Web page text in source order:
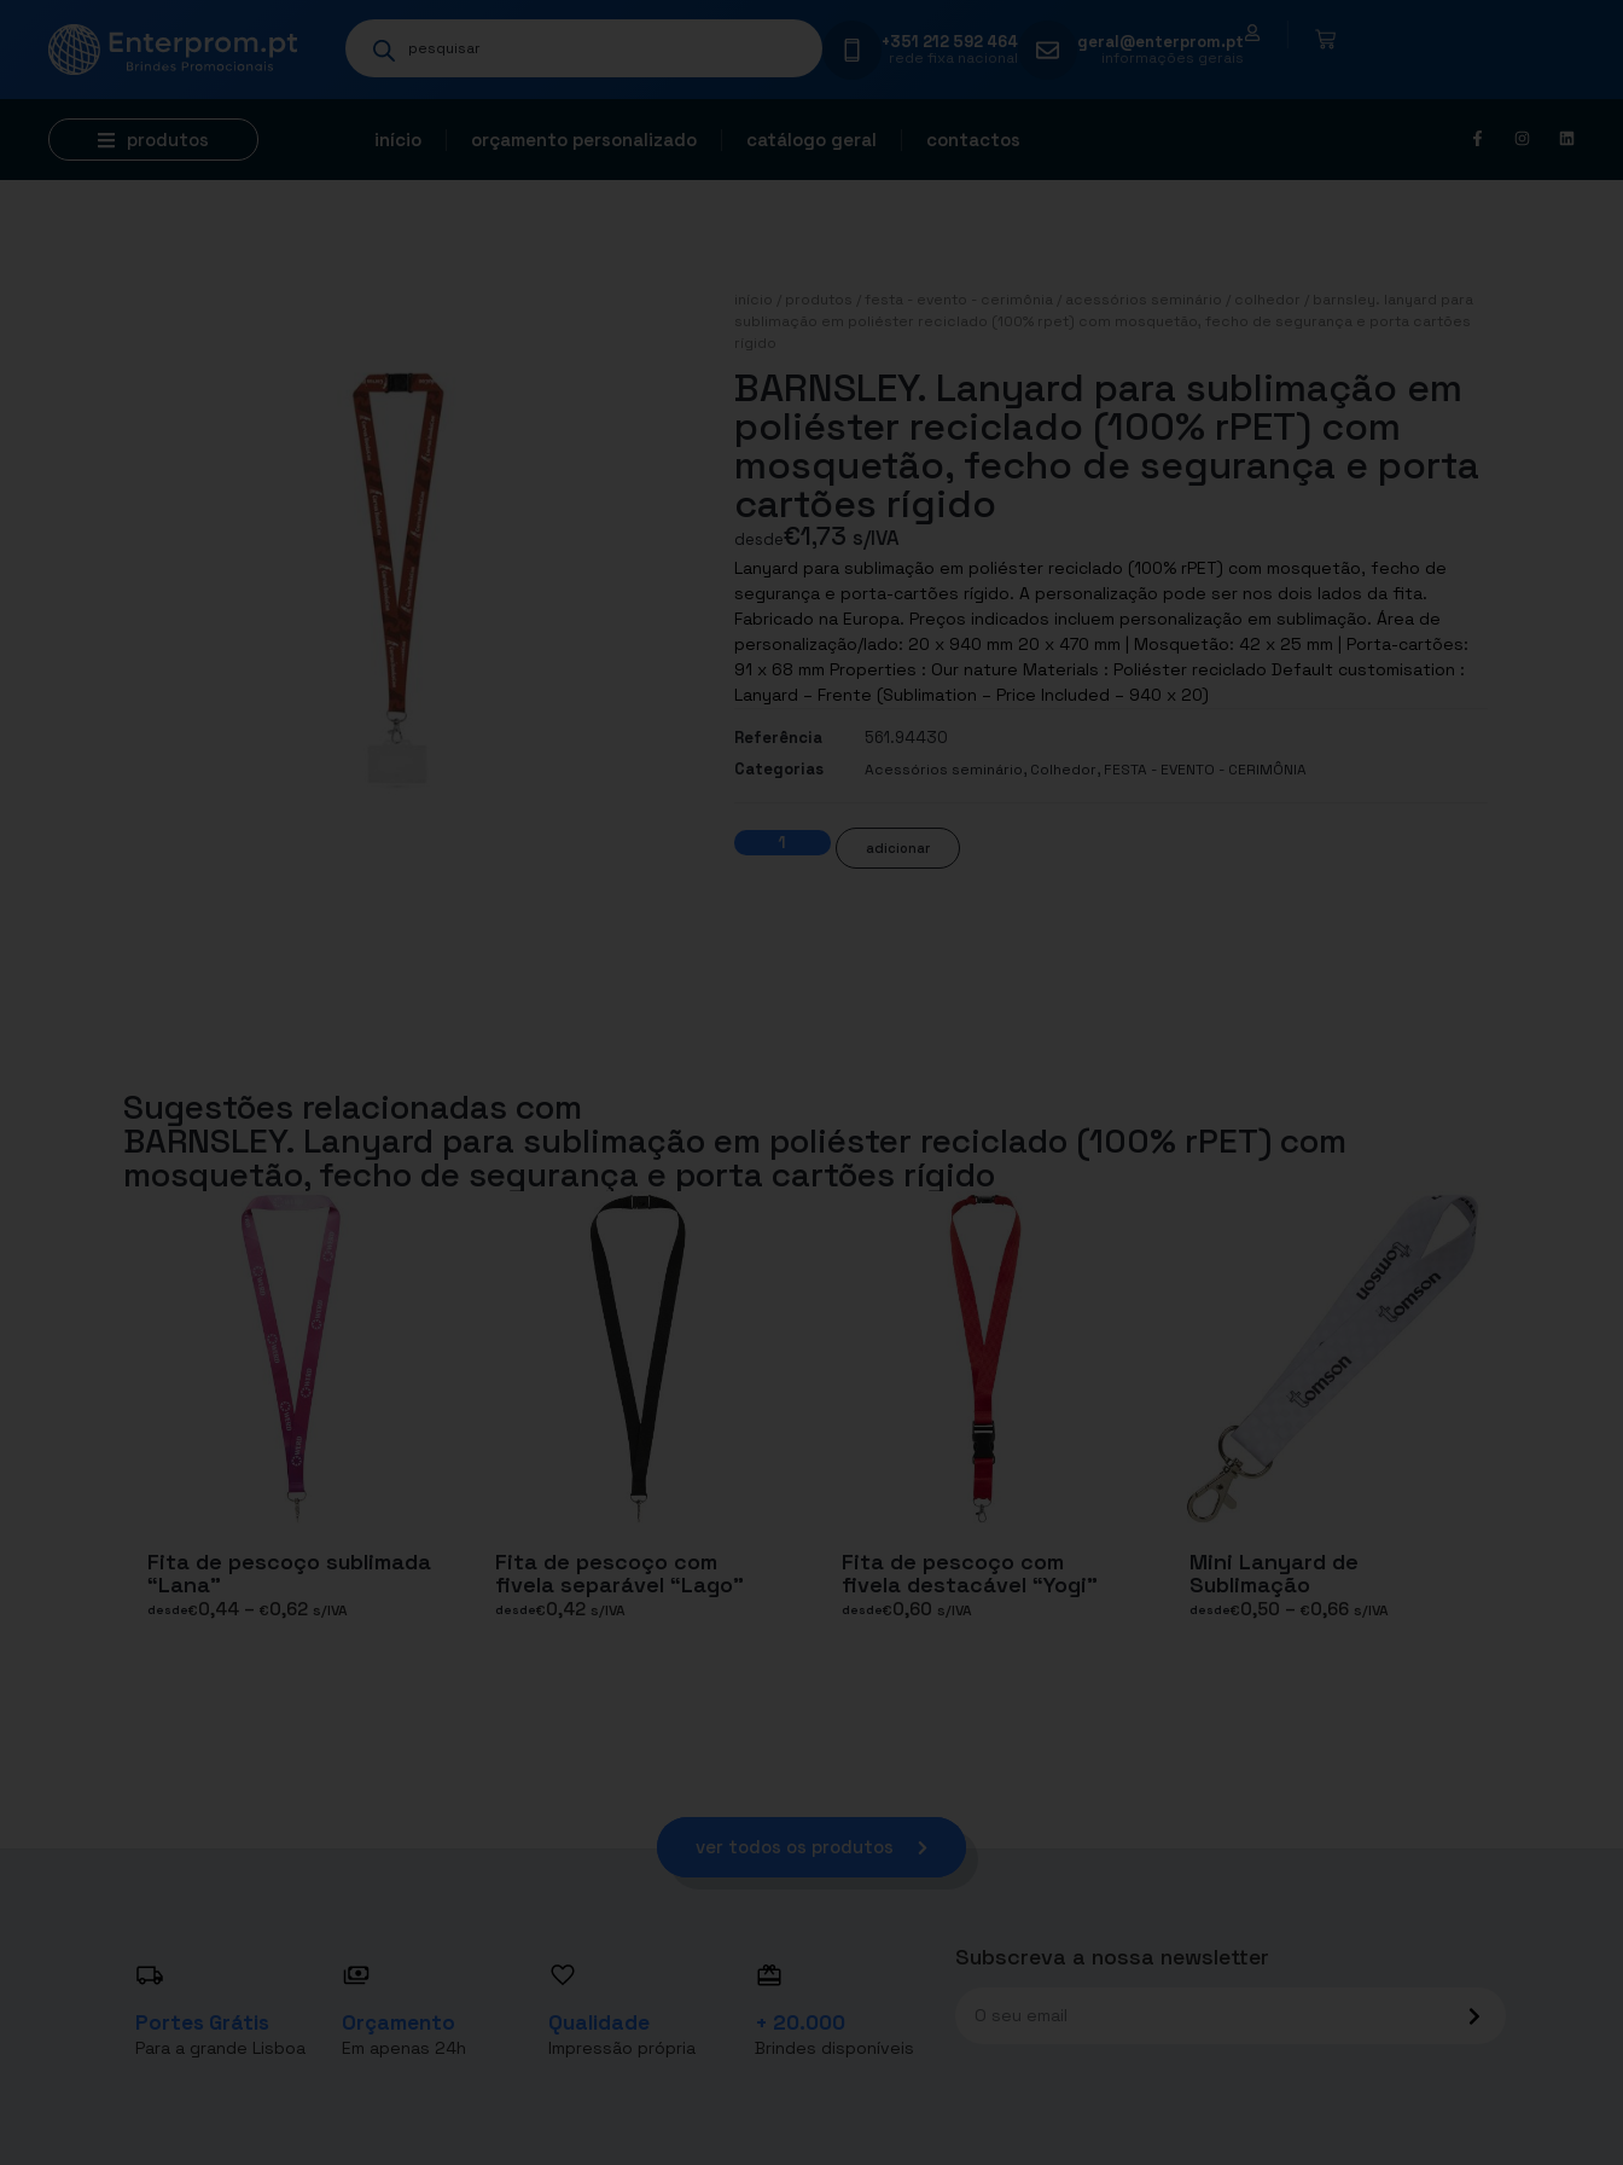
+351 212 592 464
rede fixa nacional
geral@enterprom.pt
informações gerais
produtos início orçamento personalizado catálogo geral contactos
início produtos festa - evento - cerimônia acessórios seminário colhedor
/ barnsley. lanyard para
sublimação em poliéster reciclado (100% rpet) com mosquetão, fecho de segurança e porta cartões
rígido
BARNSLEY. Lanyard para sublimação em
poliéster reciclado (100% rPET) com
mosquetão, fecho de segurança e porta
cartões rígido
desde€1,73 s/IVA
Lanyard para sublimação em poliéster reciclado (100% rPET) com mosquetão, fecho de
segurança e porta-cartões rígido. A personalização pode ser nos dois lados da fita.
Fabricado na Europa. Preços indicados incluem personalização em sublimação. Área de
personalização/lado: 20 x 940 mm 20 x 470 mm | Mosquetão: 42 x 25 mm | Porta-cartões:
91 x 68 mm Properties : Our nature Materials : Poliéster reciclado Default customisation :
Lanyard – Frente (Sublimation – Price Included – 940 x 20)
Referência
561.94430
Categorias
Acessórios seminário, Colhedor, FESTA - EVENTO - CERIMÔNIA
adicionar
Sugestões relacionadas com
BARNSLEY. Lanyard para sublimação em poliéster reciclado (100% rPET) com
mosquetão, fecho de segurança e porta cartões rígido
Fita de pescoço sublimada
“Lana”
desde€0,44 – €0,62 s/IVA
Fita de pescoço com
fivela separável “Lago”
desde€0,42 s/IVA
Fita de pescoço com
fivela destacável “Yogi”
desde€0,60 s/IVA
Mini Lanyard de
Sublimação
desde€0,50 – €0,66 s/IVA
ver todos os produtos
Portes Grátis
Para a grande Lisboa
Orçamento
Em apenas 24h
Qualidade
Impressão própria
+ 20.000
Brindes disponíveis
Subscreva a nossa newsletter